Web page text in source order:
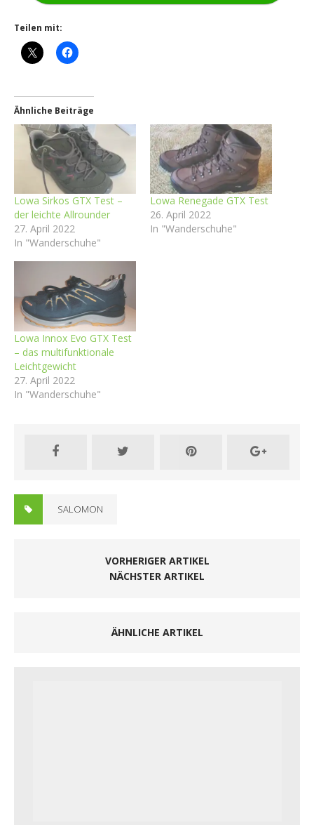
Teilen mit:
Ähnliche Beiträge
Lowa Sirkos GTX Test –
der leichte Allrounder
27. April 2022
In "Wanderschuhe"
Lowa Renegade GTX Test
26. April 2022
In "Wanderschuhe"
Lowa Innox Evo GTX Test
– das multifunktionale
Leichtgewicht
27. April 2022
In "Wanderschuhe"
SALOMON
VORHERIGER ARTIKEL
NÄCHSTER ARTIKEL
ÄHNLICHE ARTIKEL